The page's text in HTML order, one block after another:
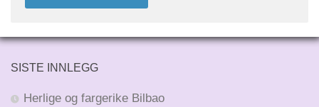
SISTE INNLEGG
Herlige og fargerike Bilbao